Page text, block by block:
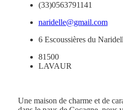
(33)0563791141
naridelle@gmail.com
6 Escoussières du
81500
LAVAUR
Une maison de charme et de